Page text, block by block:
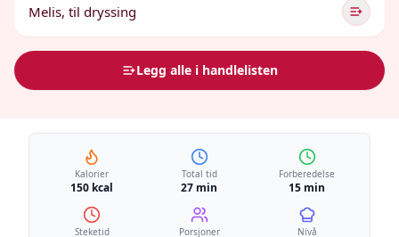
Melis, til dryssing
Legg alle i handlelisten
Kalorier
150 kcal
Total tid
27 min
Forberedelse
15 min
Steketid Porsjoner Nivå